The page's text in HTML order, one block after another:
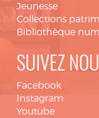
Jeunesse
Collections
Bibliothèque
SUIVEZ
Facebook
Instagram
Youtube